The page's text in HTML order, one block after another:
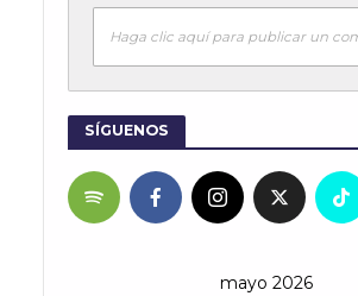
Haga clic aquí para publicar un
SÍGUENOS
mayo 2026